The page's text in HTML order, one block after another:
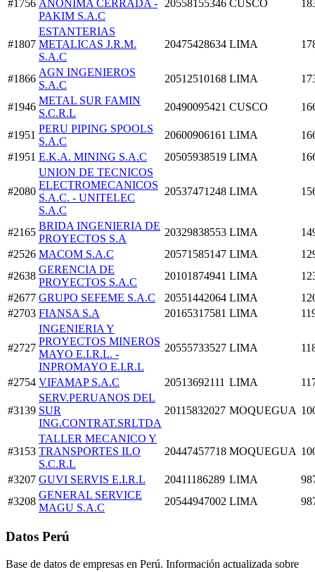
#1756 ANÓNIMA CERRADA -
PAKIM S.A.C
20558155346 CUSCO
#1807
ESTANTERIAS
METALICAS J.R.M.
S.A.C
20475428634 LIMA
#1866
AGN INGENIEROS
S.A.C
20512510168 LIMA
#1946
METAL SUR FAMIN
S.C.R.L
20490095421 CUSCO
#1951
PERU PIPING SPOOLS
S.A.C
20600906161 LIMA
#1951 E.K.A. MINING S.A.C 20505938519 LIMA
#2080
UNION DE TECNICOS
ELECTROMECANICOS
S.A.C. - UNITELEC
S.A.C
20537471248 LIMA
#2165
BRIDA INGENIERIA DE
PROYECTOS S.A
20329838553 LIMA
#2526 MACOM S.A.C 20571585147 LIMA
#2638
GERENCIA DE
PROYECTOS S.A.C
20101874941 LIMA
#2677 GRUPO SEFEME S.A.C 20551442064 LIMA
#2703 FIANSA S.A 20165317581 LIMA
#2727
INGENIERIA Y
PROYECTOS MINEROS
MAYO E.I.R.L. -
INPROMAYO E.I.R.L
20555733527 LIMA
#2754 VIFAMAP S.A.C 20513692111 LIMA
#3139
SERV.PERUANOS DEL
SUR
ING.CONTRAT.SRLTDA
20115832027 MOQUEGUA
#3153
TALLER MECANICO Y
TRANSPORTES ILO
S.C.R.L
20447457718 MOQUEGUA
#3207 GUVI SERVIS E.I.R.L 20411186289 LIMA
#3208
GENERAL SERVICE
MAGU S.A.C
20544947002 LIMA
Datos Perú
Base de datos de empresas en Perú. Información actualizada sobre